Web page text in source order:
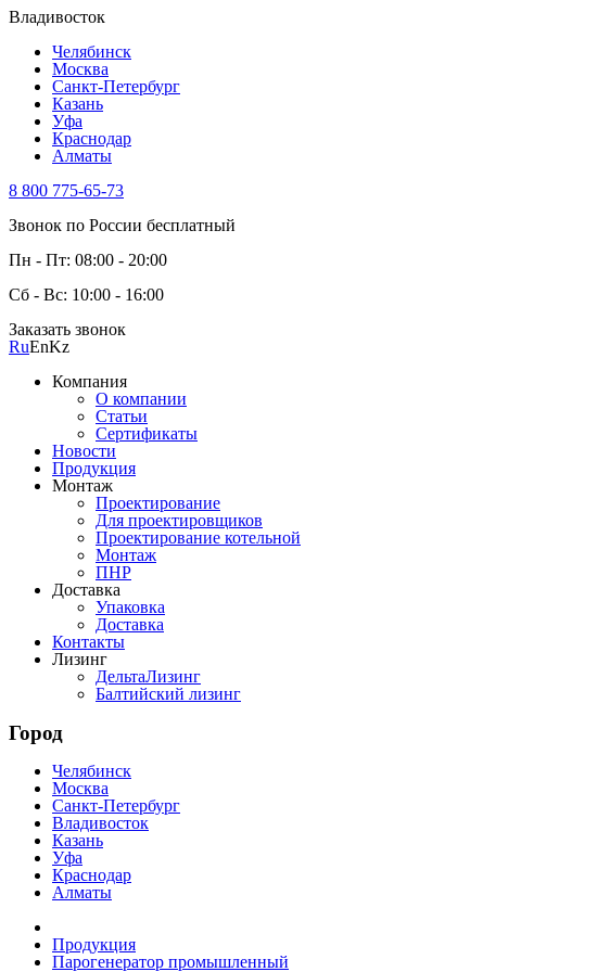
Владивосток
Челябинск
Москва
Санкт-Петербург
Казань
Уфа
Краснодар
Алматы
8 800 775-65-73
Звонок по России бесплатный
Пн - Пт: 08:00 - 20:00
Сб - Вс: 10:00 - 16:00
Заказать звонок
RuEnKz
Компания
О компании
Статьи
Сертификаты
Новости
Продукция
Монтаж
Проектирование
Для проектировщиков
Проектирование котельной
Монтаж
ПНР
Доставка
Упаковка
Доставка
Контакты
Лизинг
ДельтаЛизинг
Балтийский лизинг
Город
Челябинск
Москва
Санкт-Петербург
Владивосток
Казань
Уфа
Краснодар
Алматы
Продукция
Парогенератор промышленный